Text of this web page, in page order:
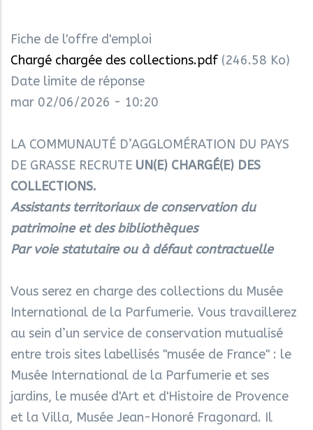
Fiche de l'offre d'emploi
Chargé chargée des collections.pdf (246.58 Ko)
Date limite de réponse
mar 02/06/2026 - 10:20
LA COMMUNAUTÉ D’AGGLOMÉRATION DU PAYS
DE GRASSE RECRUTE UN(E) CHARGÉ(E) DES
COLLECTIONS.
Assistants territoriaux de conservation du
patrimoine et des bibliothèques
Par voie statutaire ou à défaut contractuelle
Vous serez en charge des collections du Musée
International de la Parfumerie. Vous travaillerez
au sein d’un service de conservation mutualisé
entre trois sites labellisés "musée de France" : le
Musée International de la Parfumerie et ses
jardins, le musée d'Art et d'Histoire de Provence
et la Villa, Musée Jean-Honoré Fragonard. Il